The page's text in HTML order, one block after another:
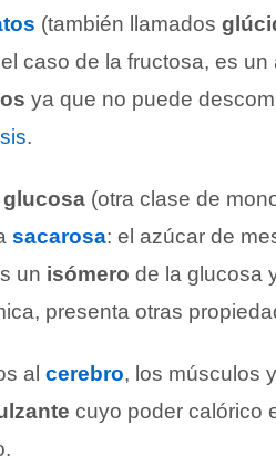
(también llamados
caso de la fructosa, es un
ya que no puede
.
glucosa (otra clase de
sacarosa: el azúcar de
un isómero de la glucosa
presenta otras
al cerebro, los músculos
cuyo poder calórico